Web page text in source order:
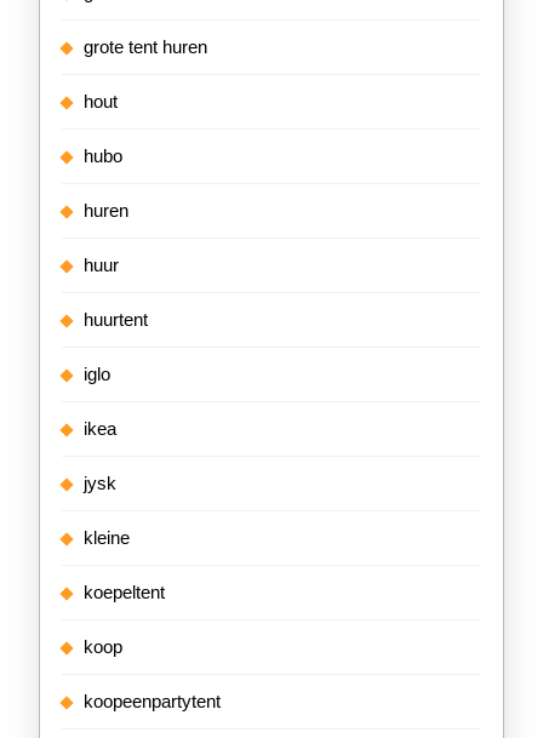
grote tent huren
hout
hubo
huren
huur
huurtent
iglo
ikea
jysk
kleine
koepeltent
koop
koopeenpartytent